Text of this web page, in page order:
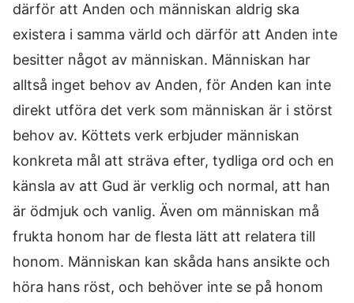
därför att Anden och människan aldrig ska
existera i samma värld och därför att Anden inte
besitter något av människan. Människan har
alltså inget behov av Anden, för Anden kan inte
direkt utföra det verk som människan är i störst
behov av. Köttets verk erbjuder människan
konkreta mål att sträva efter, tydliga ord och en
känsla av att Gud är verklig och normal, att han
är ödmjuk och vanlig. Även om människan må
frukta honom har de flesta lätt att relatera till
honom. Människan kan skåda hans ansikte och
höra hans röst, och behöver inte se på honom